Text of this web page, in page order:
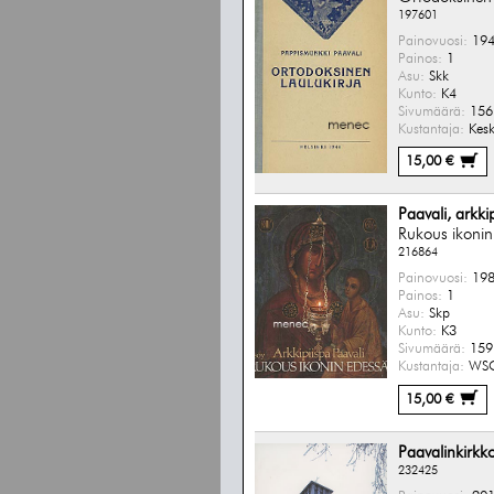
197601
Painovuosi:
Painos:
Asu: Skk
Kunto: K4
Sivumäärä:
Kustantaja:
15,00 €
Paavali,
Rukous
216864
Painovuosi:
Painos:
Asu: Skp
Kunto: K3
Sivumäärä:
Kustantaja:
15,00 €
232425